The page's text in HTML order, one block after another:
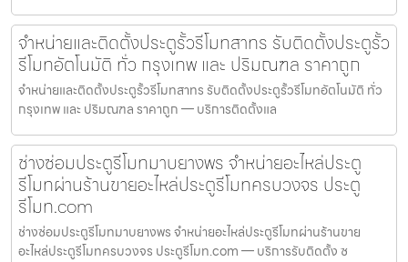
จำหน่ายและติดตั้งประตูรั้วรีโมทสาทร รับติดตั้งประตูรั้ว
รีโมทอัตโนมัติ ทั่ว กรุงเทพ และ ปริมณฑล ราคาถูก
จำหน่ายและติดตั้งประตูรั้วรีโมทสาทร รับติดตั้งประตูรั้วรีโมทอัตโนมัติ ทั่ว
กรุงเทพ และ ปริมณฑล ราคาถูก — บริการติดตั้งแล
ช่างซ่อมประตูรีโมทมาบยางพร จำหน่ายอะไหล่ประตู
รีโมทผ่านร้านขายอะไหล่ประตูรีโมทครบวงจร ประตู
รีโมท.com
ช่างซ่อมประตูรีโมทมาบยางพร จำหน่ายอะไหล่ประตูรีโมทผ่านร้านขาย
อะไหล่ประตูรีโมทครบวงจร ประตูรีโมท.com — บริการรับติดตั้ง ซ